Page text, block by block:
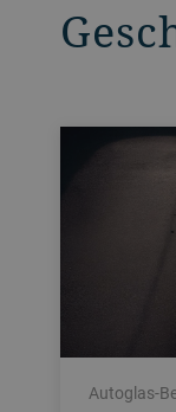
Autoglas-